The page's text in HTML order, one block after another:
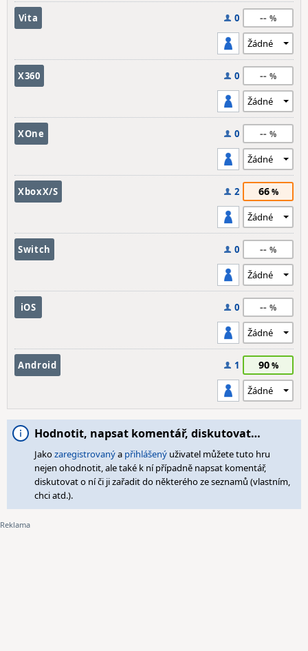
Vita 0 --
X360 0 --
XOne 0 --
XboxX/S 2 66
Switch 0 --
iOS 0 --
Android 1 90
Hodnotit, napsat komentář, diskutovat…
Jakozaregistrovanýa přihlášený uživatel můžete tuto hru
nejen ohodnotit, ale také k ní případně napsat komentář,
diskutovat o ní či ji zařadit do některého ze seznamů (vlastním,
chci atd.).